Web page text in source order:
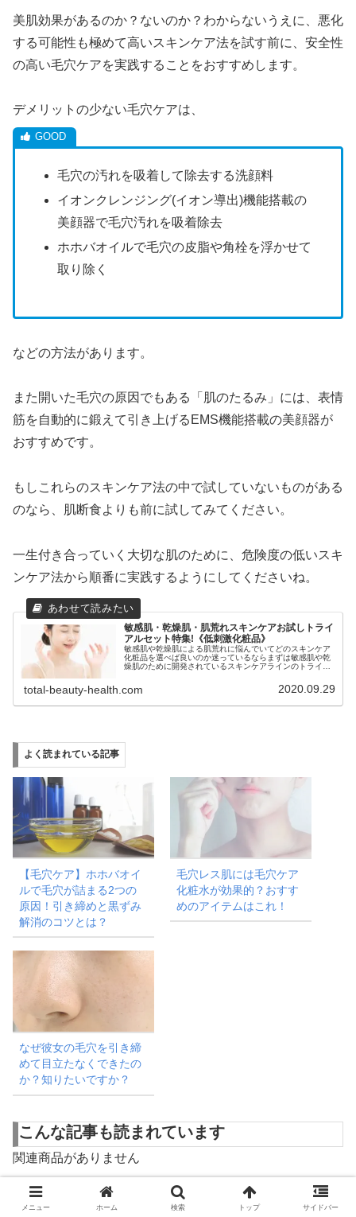
美肌効果があるのか？ないのか？わからないうえに、悪化
する可能性も極めて高いスキンケア法を試す前に、安全性
の高い毛穴ケアを実践することをおすすめします。
デメリットの少ない毛穴ケアは、
毛穴の汚れを吸着して除去する洗顔料
イオンクレンジング(イオン導出)機能搭載の
美顔器で毛穴汚れを吸着除去
ホホバオイルで毛穴の皮脂や角栓を浮かせて
取り除く
などの方法があります。
また開いた毛穴の原因でもある「肌のたるみ」には、表情
筋を自動的に鍛えて引き上げるEMS機能搭載の美顔器が
おすすめです。
もしこれらのスキンケア法の中で試していないものがある
のなら、肌断食よりも前に試してみてください。
一生付き合っていく大切な肌のために、危険度の低いスキ
ンケア法から順番に実践するようにしてくださいね。
敏感肌・乾燥肌・肌荒れスキンケアお試しトライ
アルセット特集!《低刺激化粧品》
敏感肌や乾燥肌による肌荒れに悩んでいてどのスキンケア
化粧品を選べば良いのか迷っているならまずは敏感肌や乾
燥肌のために開発されているスキンケアラインのトライア
アラインを見付けられるのでぜひ試してみてくださいね！
total-beauty-health.com 2020.09.29
よく読まれている記事
【毛穴ケア】ホホバオイ
ルで毛穴が詰まる2つの
原因！引き締めと黒ずみ
解消のコツとは？
毛穴レス肌には毛穴ケア
化粧水が効果的？おすす
めのアイテムはこれ！
なぜ彼女の毛穴を引き締
めて目立たなくできたの
か？知りたいですか？
こんな記事も読まれています
関連商品がありません
メニュー ホーム 検索 トップ サイドバー